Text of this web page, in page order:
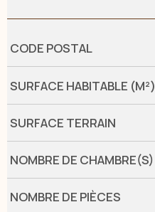
Caractérisque Valeurs
CODE POSTAL
SURFACE HABITABLE (M²)
SURFACE TERRAIN
NOMBRE DE CHAMBRE(S)
NOMBRE DE PIÈCES